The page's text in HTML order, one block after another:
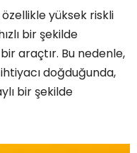
yüksek riskli
bir şekilde
araçtır. Bu nedenle,
doğduğunda,
bir şekilde